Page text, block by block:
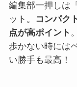
編集部一押しは
ット。
コンパク
点が高ポイント
歩かない時には
い勝手も最高！